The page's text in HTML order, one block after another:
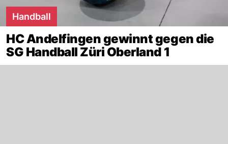
Handball
HC Andelfingen gewinnt gegen die
SG Handball Züri Oberland 1